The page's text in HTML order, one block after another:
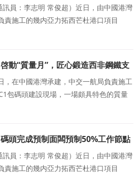
員：李志明 常俊超）近日，由中國港灣
責施工的幾内亞力拓西芒杜港口項目
進展順利，已如期完成50%的節點
動“質量月”，匠心鍛造西非鋼鐵支
，在中國港灣承建，中交一航局負責施工
包碼頭建設現場，一場頗具特色的質量
設者在印有誓詞的橫幅上
頭完成預制面闆預制50%工作節點
員：李志明 常俊超）近日，由中國港灣
責施工的幾内亞力拓西芒杜港口項目